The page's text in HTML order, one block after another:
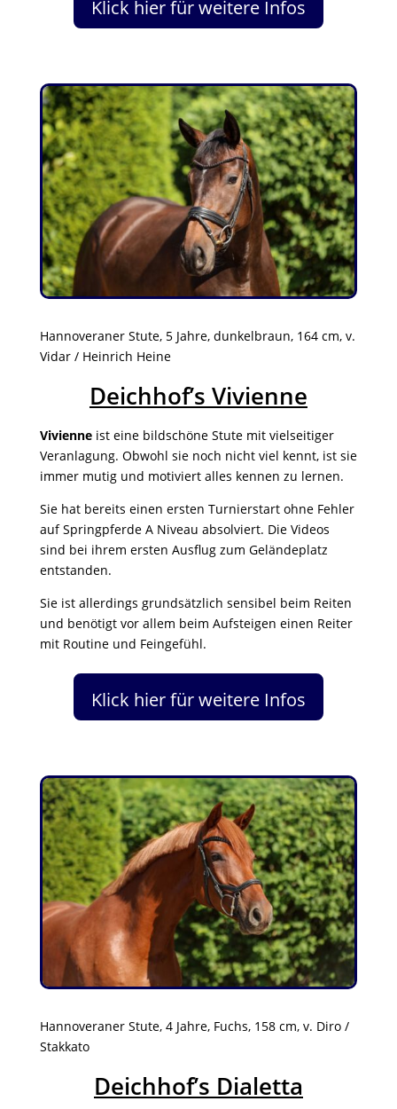
Klick hier für weitere Infos
Hannoveraner Stute, 5 Jahre, dunkelbraun, 164 cm, v.
Vidar / Heinrich Heine
Deichhof’s Vivienne
Vivienneist eine bildschöne Stute mit vielseitiger
Veranlagung. Obwohl sie noch nicht viel kennt, ist sie
immer mutig und motiviert alles kennen zu lernen.
Sie hat bereits einen ersten Turnierstart ohne Fehler
auf Springpferde A Niveau absolviert. Die Videos
sind bei ihrem ersten Ausflug zum Geländeplatz
entstanden.
Sie ist allerdings grundsätzlich sensibel beim Reiten
und benötigt vor allem beim Aufsteigen einen Reiter
mit Routine und Feingefühl.
Klick hier für weitere Infos
Hannoveraner Stute, 4 Jahre, Fuchs, 158 cm, v. Diro /
Stakkato
Deichhof’s Dialetta